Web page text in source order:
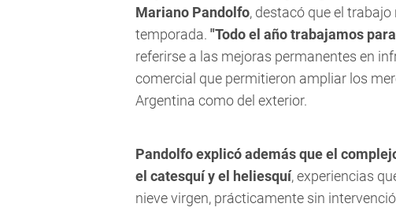
Mariano Pandolfo, destacó que el
temporada. "Todo el año trabajamos
referirse a las mejoras permanentes en
comercial que permitieron ampliar los
Argentina como del exterior.
Pandolfo explicó además que el
el catesquí y el heliesquí, experiencias
nieve virgen, prácticamente sin